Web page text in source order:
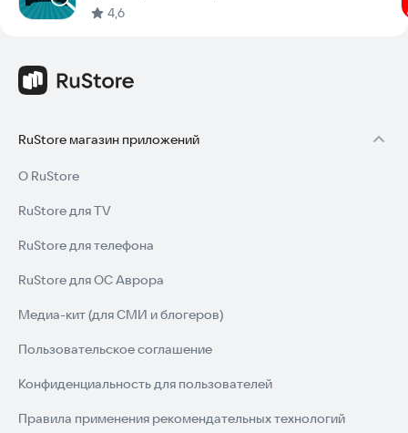
4,6
RuStore магазин приложений
О RuStore
RuStore для TV
RuStore для телефона
RuStore для ОС Аврора
Медиа-кит (для СМИ и блогеров)
Пользовательское соглашение
Конфиденциальность для пользователей
Правила применения рекомендательных технологий